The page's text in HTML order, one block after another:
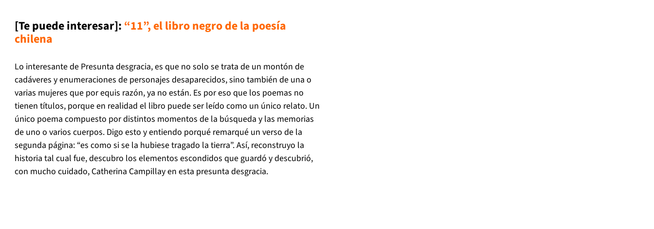
[Te puede interesar]: “11”, el libro negro de la poesía
chilena
Lo interesante de Presunta desgracia, es que no solo se trata de un montón de
cadáveres y enumeraciones de personajes desaparecidos, sino también de una o
varias mujeres que por equis razón, ya no están. Es por eso que los poemas no
tienen títulos, porque en realidad el libro puede ser leído como un único relato. Un
único poema compuesto por distintos momentos de la búsqueda y las memorias
de uno o varios cuerpos. Digo esto y entiendo porqué remarqué un verso de la
segunda página: “es como si se la hubiese tragado la tierra”. Así, reconstruyo la
historia tal cual fue, descubro los elementos escondidos que guardó y descubrió,
con mucho cuidado, Catherina Campillay en esta presunta desgracia.